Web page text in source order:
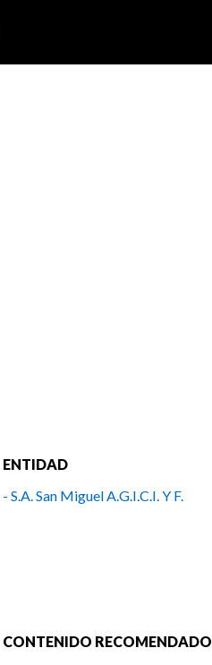
ENTIDAD
- S.A. San Miguel A.G.I.C.I. Y F.
CONTENIDO RECOMENDADO